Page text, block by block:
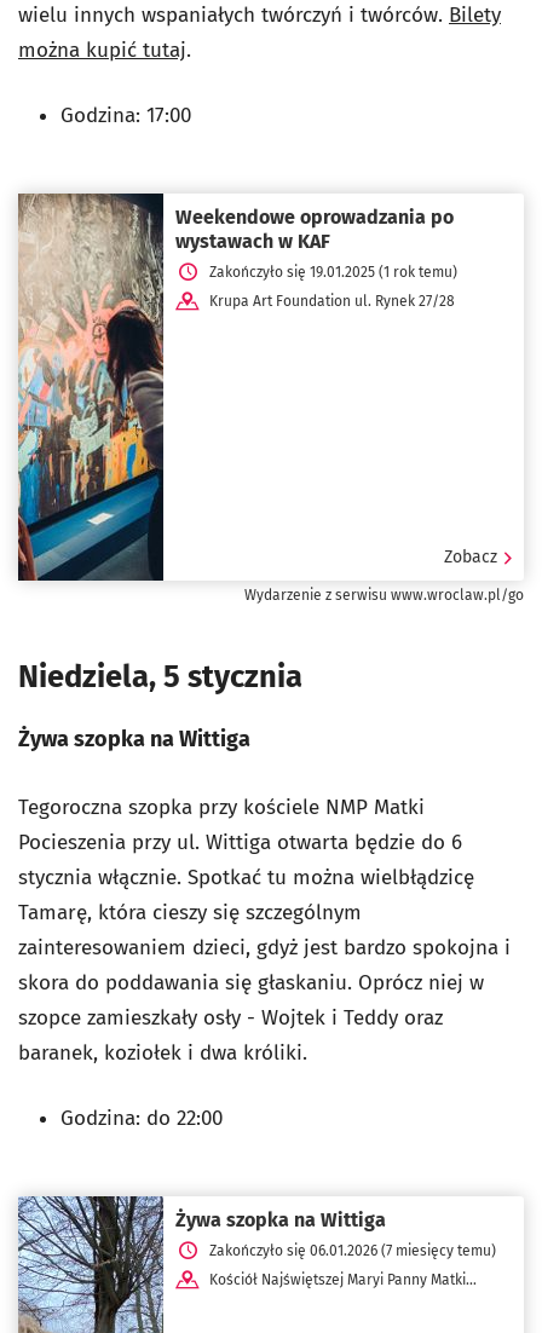
wielu innych wspaniałych twórczyń i twórców. Bilety
można kupić tutaj.
Godzina: 17:00
Weekendowe oprowadzania po
wystawach w KAF
Zakończyło się 19.01.2025 (1 rok temu)
Krupa Art Foundation ul. Rynek 27/28
Zobacz
Wydarzenie z serwisu www.wroclaw.pl/go
Niedziela, 5 stycznia
Żywa szopka na Wittiga
Tegoroczna szopka przy kościele NMP Matki
Pocieszenia przy ul. Wittiga otwarta będzie do 6
stycznia włącznie. Spotkać tu można wielbłądzicę
Tamarę, która cieszy się szczególnym
zainteresowaniem dzieci, gdyż jest bardzo spokojna i
skora do poddawania się głaskaniu. Oprócz niej w
szopce zamieszkały osły - Wojtek i Teddy oraz
baranek, koziołek i dwa króliki.
Godzina: do 22:00
Żywa szopka na Wittiga
Zakończyło się 06.01.2026 (7 miesięcy temu)
Kościół Najświętszej Maryi Panny Matki